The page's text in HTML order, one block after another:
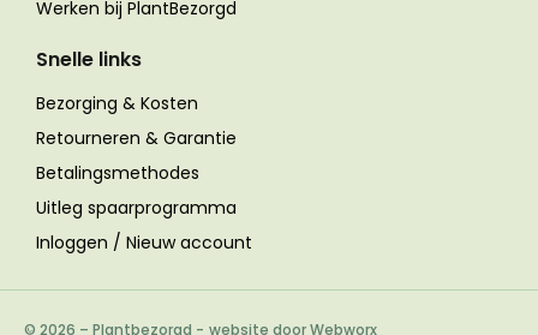
Werken bij PlantBezorgd
Snelle links
Bezorging & Kosten
Retourneren & Garantie
Betalingsmethodes
Uitleg spaarprogramma
Inloggen / Nieuw account
© 2026 – Plantbezorgd - website door Webworx